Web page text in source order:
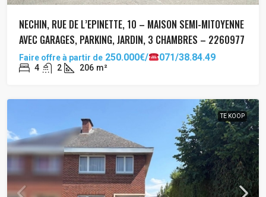
NECHIN, RUE DE L’EPINETTE, 10 – MAISON SEMI-MITOYENNE
AVEC GARAGES, PARKING, JARDIN, 3 CHAMBRES – 2260977
Faire offre à partir de 250.000€/ 071/38.84.49
4 2 206 m²
TE KOOP